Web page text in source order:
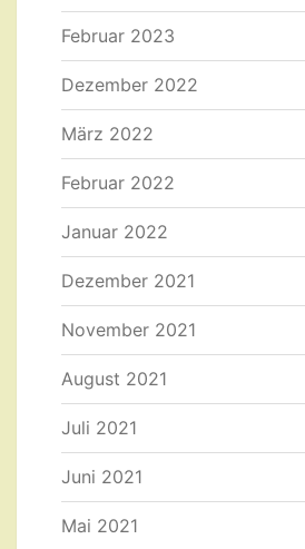
Februar 2023
Dezember 2022
März 2022
Februar 2022
Januar 2022
Dezember 2021
November 2021
August 2021
Juli 2021
Juni 2021
Mai 2021